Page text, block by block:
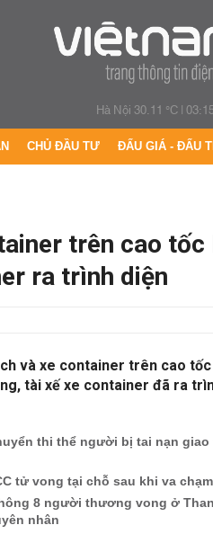
Hà Nội 30.11 °C|
CHỦ ĐẦU TƯ ĐẤU GIÁ - ĐẤU
trên cao tốc
ra trình diện
và xe container trên cao tốc
tài xế xe container đã ra
thi thể người bị tai nạn
tử vong tại chỗ sau khi va
8 người thương vong ở
nhân